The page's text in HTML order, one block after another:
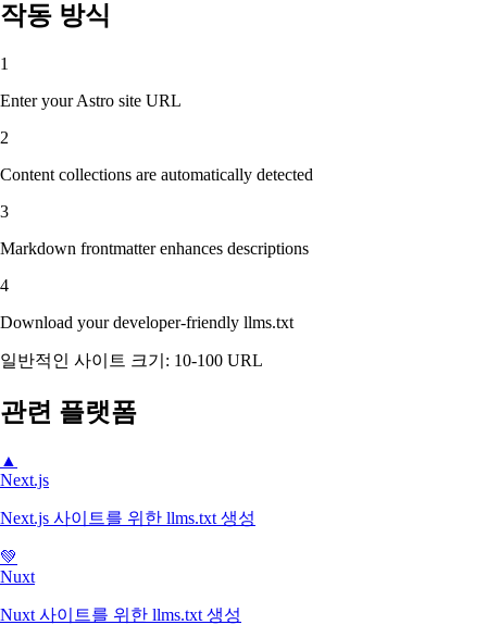
작동 방식
1
Enter your Astro site URL
2
Content collections are automatically detected
3
Markdown frontmatter enhances descriptions
4
Download your developer-friendly llms.txt
일반적인 사이트 크기: 10-100 URL
관련 플랫폼
▲
Next.js
Next.js 사이트를 위한 llms.txt 생성
💚
Nuxt
Nuxt 사이트를 위한 llms.txt 생성